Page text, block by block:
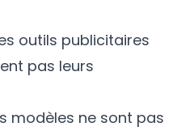
outils publicitaires
pas leurs
modèles ne sont pas